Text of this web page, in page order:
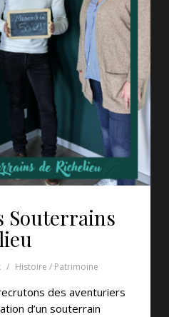
Souterrains
Histoire / Patrimoine
des aventuriers
d’un souterrain